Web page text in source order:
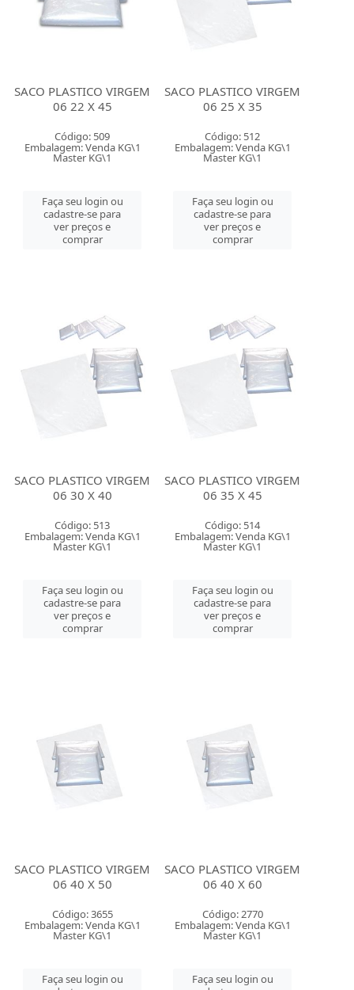
SACO PLASTICO VIRGEM
06 22 X 45
Código: 509
Embalagem: Venda KG\1
Master KG\1
Faça seu login ou
cadastre-se para
ver preços e
comprar
SACO PLASTICO VIRGEM
06 25 X 35
Código: 512
Embalagem: Venda KG\1
Master KG\1
Faça seu login ou
cadastre-se para
ver preços e
comprar
SACO PLASTICO VIRGEM
06 30 X 40
Código: 513
Embalagem: Venda KG\1
Master KG\1
Faça seu login ou
cadastre-se para
ver preços e
comprar
SACO PLASTICO VIRGEM
06 35 X 45
Código: 514
Embalagem: Venda KG\1
Master KG\1
Faça seu login ou
cadastre-se para
ver preços e
comprar
SACO PLASTICO VIRGEM
06 40 X 50
Código: 3655
Embalagem: Venda KG\1
Master KG\1
Faça seu login ou
SACO PLASTICO VIRGEM
06 40 X 60
Código: 2770
Embalagem: Venda KG\1
Master KG\1
Faça seu login ou